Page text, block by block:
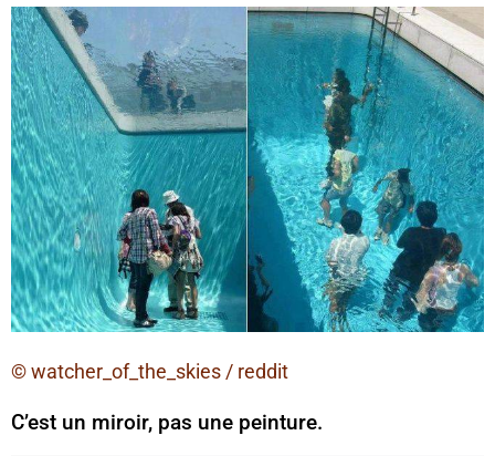
© watcher_of_the_skies / reddit
C’est un miroir, pas une peinture.